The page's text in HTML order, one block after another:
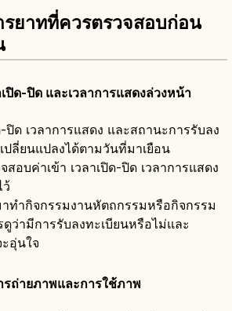
ยาทที่ควรตรวจสอบก่อน
ปิด-ปิด และเวลาการแสดงล่วงหน้า
ปิด เวลาการแสดง และสถานะการรับลง
ปลี่ยนแปลงได้ตามวันที่มาเยือน
อบค่าเข้า เวลาเปิด-ปิด เวลาการแสดง
ว้
ทำกิจกรรมงานหัตถกรรมหรือกิจกรรม
ว่ามีการรับลงทะเบียนหรือไม่และ
อุ่นใจ
รถ่ายภาพและการใช้ภาพ